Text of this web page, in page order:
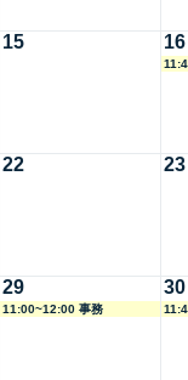
15 16
22 23
29
11:00~12:00 事務
30